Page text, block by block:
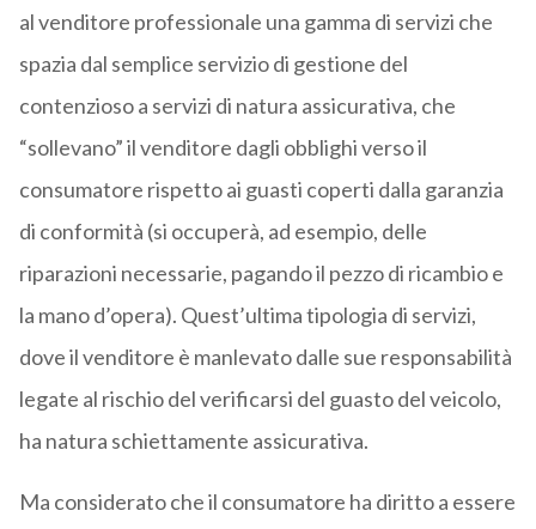
al venditore professionale una gamma di servizi che
spazia dal semplice servizio di gestione del
contenzioso a servizi di natura assicurativa, che
“sollevano” il venditore dagli obblighi verso il
consumatore rispetto ai guasti coperti dalla garanzia
di conformità (si occuperà, ad esempio, delle
riparazioni necessarie, pagando il pezzo di ricambio e
la mano d’opera). Quest’ultima tipologia di servizi,
dove il venditore è manlevato dalle sue responsabilità
legate al rischio del verificarsi del guasto del veicolo,
ha natura schiettamente assicurativa.
Ma considerato che il consumatore ha diritto a essere